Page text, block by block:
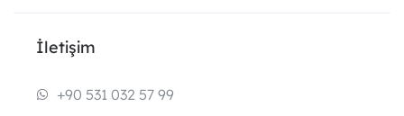
İletişim
+90 531 032 57 99